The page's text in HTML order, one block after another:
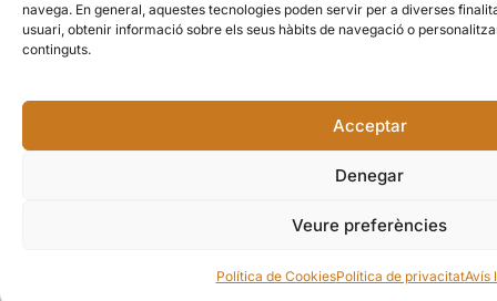
navega. En general, aquestes tecnologies poden servir per a diverses
usuari, obtenir informació sobre els seus hàbits de navegació o
continguts.
Acceptar
Denegar
Veure preferències
Política de CookiesPolítica de privacitatAvís